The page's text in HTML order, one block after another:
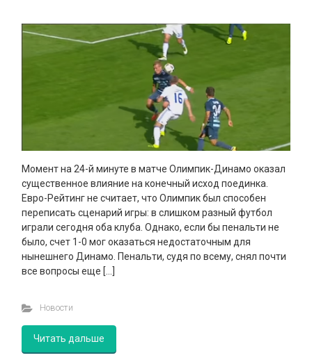
Момент на 24-й минуте в матче Олимпик-Динамо оказал
существенное влияние на конечный исход поединка.
Евро-Рейтинг не считает, что Олимпик был способен
переписать сценарий игры: в слишком разный футбол
играли сегодня оба клуба. Однако, если бы пенальти не
было, счет 1-0 мог оказаться недостаточным для
нынешнего Динамо. Пенальти, судя по всему, снял почти
все вопросы еще […]
Новости
Читать дальше